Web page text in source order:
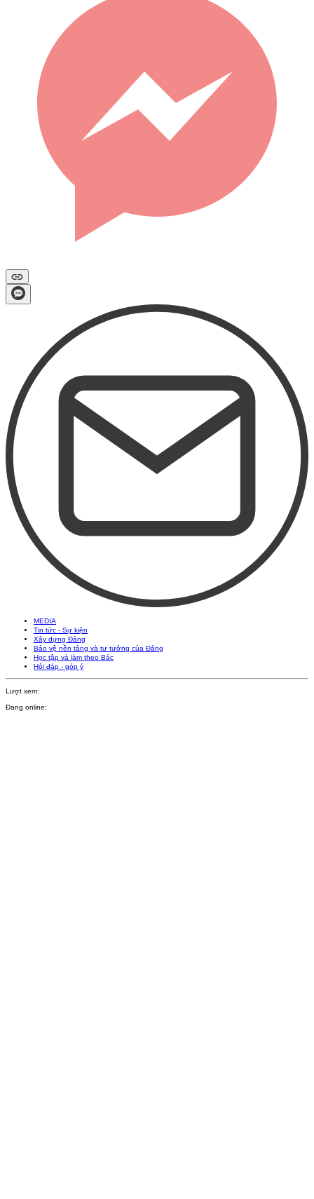
MEDIA
Tin tức - Sự kiện
Xây dựng Đảng
Bảo vệ nền tảng và tư tưởng của Đảng
Học tập và làm theo Bác
Hỏi đáp - góp ý
Lượt xem:
Đang online: